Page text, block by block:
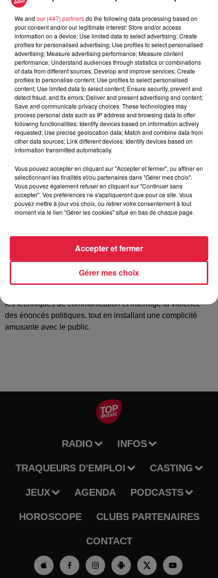
L'Art de ne pas dire
Clément Viktorovitch
Un seul-en-scène virtuose, interactif
et caustique qui vous ouvre les yeux
sur les discours de ceux qui nous
gouvernent
Le conseiller en communication d’un député devenu
président de la République a été brutalement évincé et
cherche à se venger. Son arme ? Une conférence dans
laquelle il décide de dévoiler tous les secrets qu’ils ont
utilisés pour conquérir le pouvoir. Il n’a plus rien à perdre et
décide de tout détruire.
Au fil de sa démonstration, toutefois, cet homme en vient à
s’interroger. Et si l’art qu’il a pratiqué n’avait finalement rien
chroniqueur sur France Info dans les
émissionsCliqueouQuotidien, apparaît pour la première
fois au théâtre dans une fiction grinçante.
les techniques de communication et interroge la violence
des énoncés politiques, tout en installant une complicité
amusante avec le public.
RADIO INFOS
TRAQUEURS D'EMPLOI CASTING
JEUX AGENDA PODCASTS
HOROSCOPE CLUBS PARTENAIRES
CONTACT
We and our (447) partnersdo the following data processing based on
your consent and/or our legitimate interest: Store and/or access
information on a device; Use limited data to select advertising; Create
profiles for personalised advertising; Use profiles to select personalised
advertising; Measure advertising performance; Measure content
performance; Understand audiences through statistics or combinations
of data from different sources; Develop and improve services; Create
profiles to personalise content; Use profiles to select personalised
content; Use limited data to select content; Ensure security, prevent and
detect fraud, and fix errors; Deliver and present advertising and content;
Save and communicate privacy choices. These technologies may
process personal data such as IP address and browsing data to offer
following functionalities: Identify devices based on information actively
requested; Use precise geolocation data; Match and combine data from
other data sources; Link different devices; Identify devices based on
information transmitted automatically.
Vous pouvez accepter en cliquant sur "Accepter et fermer", ou affiner en
sélectionnant les finalités et/ou partenaires dans "Gérer mes choix".
Vous pouvez également refuser en cliquant sur "Continuer sans
accepter". Vos préférences ne s'appliqueront que pour ce site. Vous
pouvez mettre à jour vos choix, ou retirer votre consentement à tout
moment via le lien "Gérer les cookies" situé en bas de chaque page.
Gérer mes choix
Accepter et fermer